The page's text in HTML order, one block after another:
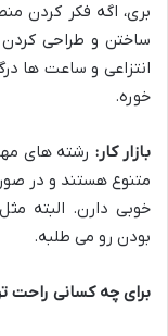
بری، اگه فکر کردن
ساختن و طراحی کردن
انتزاعی و ساعت ها
خوره.
بازار کار: رشته های
متنوع هستند و در
خوبی دارن. البته
بودن رو می طلبه.
برای چه کسانی راحت